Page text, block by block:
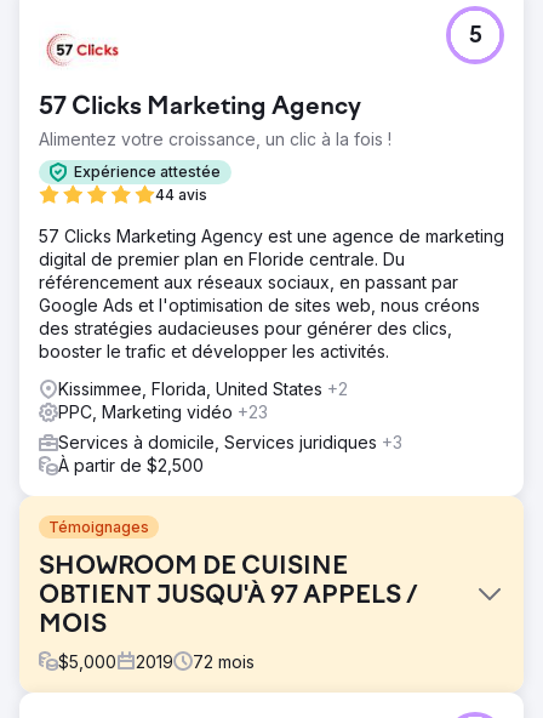
57 Clicks Marketing Agency
Alimentez votre croissance, un clic à la fois !
Expérience attestée
44 avis
5
57 Clicks Marketing Agency est une agence de marketing
digital de premier plan en Floride centrale. Du
référencement aux réseaux sociaux, en passant par
Google Ads et l'optimisation de sites web, nous créons
des stratégies audacieuses pour générer des clics,
booster le trafic et développer les activités.
Kissimmee, Florida, United States +2
PPC, Marketing vidéo +23
Services à domicile, Services juridiques +3
À partir de $2,500
Témoignages
SHOWROOM DE CUISINE
OBTIENT JUSQU'À 97 APPELS /
MOIS
$5,000 2019 72 mois